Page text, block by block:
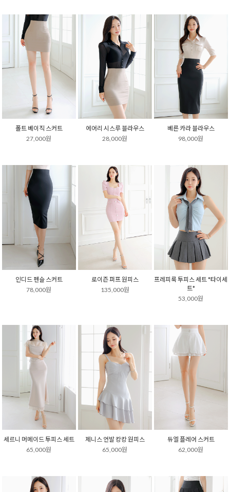
폴트 베이직 스커트
27,000원
에어리 시스루 블라우스
28,000원
베른 카라 블라우스
98,000원
인디드 펜슬 스커트
78,000원
로이즌 퍼프 원피스
135,000원
프레피룩 투피스 세트 *타이세
트*
53,000원
세르니 머메이드 투피스 세트
65,000원
제니스 언발 캉캉 원피스
65,000원
듀엘 플레어 스커트
62,000원